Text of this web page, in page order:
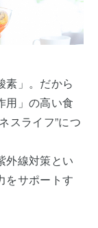
素」。だから
用」の高い食
スライフ”につ
外線対策とい
をサポートす